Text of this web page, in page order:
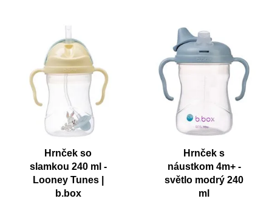
Hrnček so
slamkou 240 ml -
Looney Tunes |
b.box
Hrnček s
náustkom 4m+ -
světlo modrý 240
ml